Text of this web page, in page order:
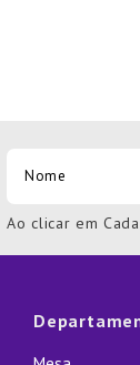
Ao clicar em